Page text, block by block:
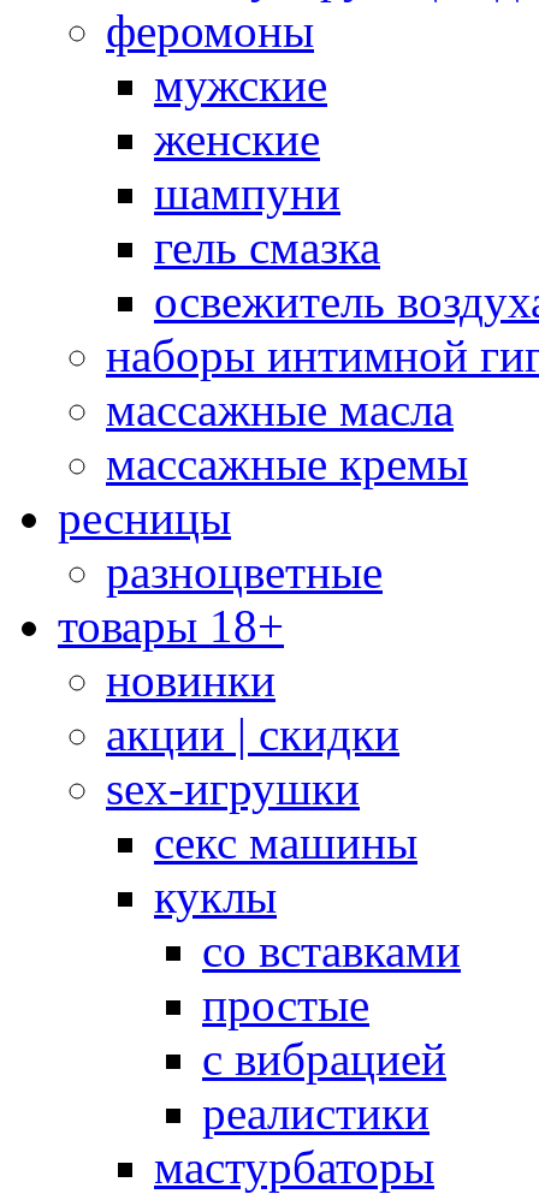
феромоны
мужские
женские
шампуни
гель смазка
освежитель
наборы интимной
массажные масла
массажные кремы
ресницы
разноцветные
товары 18+
новинки
акции | скидки
sex-игрушки
секс машины
куклы
со вставками
простые
с вибрацией
реалистики
мастурбаторы